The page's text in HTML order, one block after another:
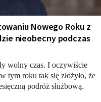
Nowego Roku z
nieobecny podczas
wolny czas. I oczywiście
tym roku tak się złożyło, że
podróż służbową.